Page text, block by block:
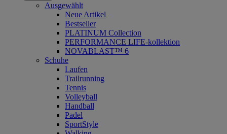
Ausgewählt
Neue Artikel
Bestseller
PLATINUM Collection
PERFORMANCE LIFE-kollektion
NOVABLAST™ 6
Schuhe
Laufen
Trailrunning
Tennis
Volleyball
Handball
Padel
SportStyle